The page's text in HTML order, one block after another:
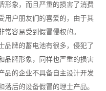
形象，而且严重的损害了消费
用户朋友们的喜爱的，由于其
容易受到假冒侵权的。
品牌的蓄电池有很多，侵犯了
品牌形象，同样也严重的损害
品的企业不具备自主设计开发
后的设备假冒的理士产品。